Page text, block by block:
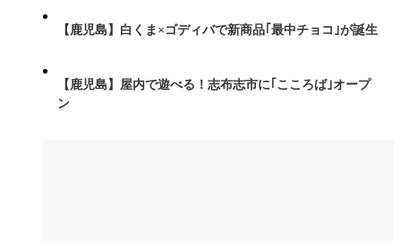
【鹿児島】白くま×ゴディバで新商品｢最中チョコ｣が誕生
【鹿児島】屋内で遊べる！志布志市に｢こころば｣オープ
ン